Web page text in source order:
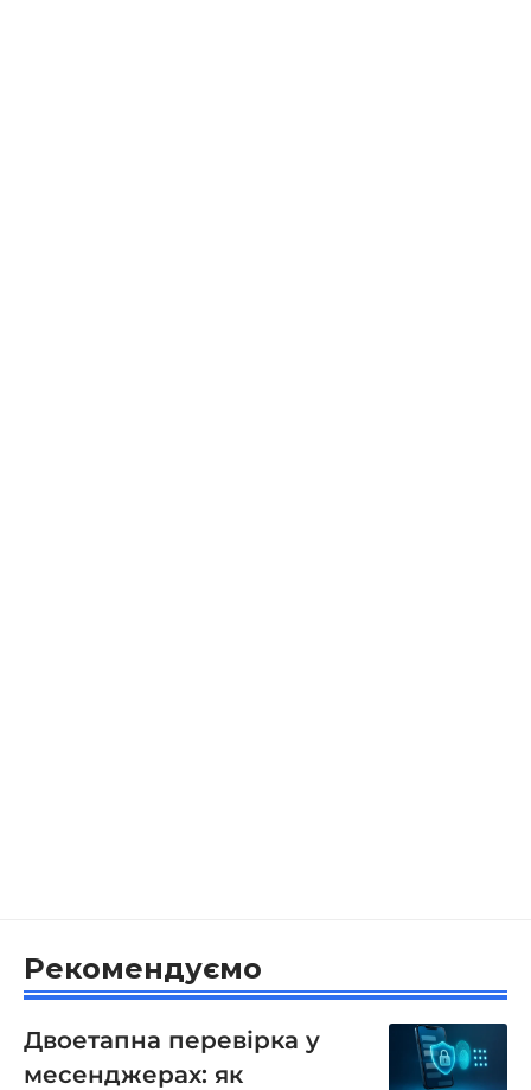
Рекомендуємо
Двоетапна перевірка у
месенджерах: як